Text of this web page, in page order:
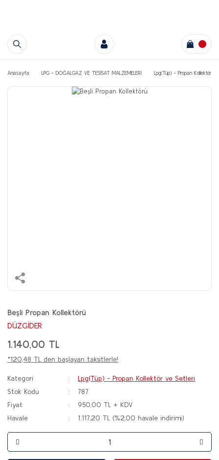
Anasayfa LPG - DOĞALGAZ VE TESİSAT MALZEMELERİ Lpg(Tüp) - Propan Kollektör
Beşli Propan Kollektörü
DÜZGİDER
1.140,00 TL
*120,48 TL den başlayan taksitlerle!
Kategori
Lpg(Tüp) - Propan Kollektör ve Setleri
Stok Kodu
787
Fiyat
950,00 TL + KDV
Havale
1.117,20 TL (%2,00 havale indirimi)